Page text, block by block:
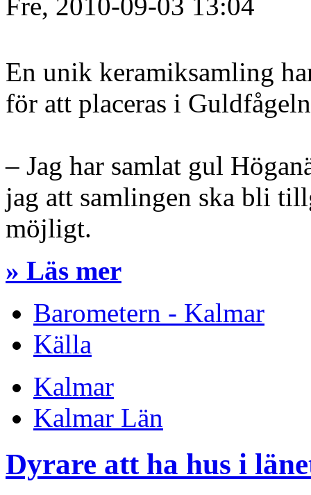
Fre, 2010-09-03 13:04
En unik keramiksamling
för att placeras i
– Jag har samlat gul
jag att samlingen ska bli
möjligt.
» Läs mer
Barometern - Kalmar
Källa
Kalmar
Kalmar Län
Dyrare att ha hus i